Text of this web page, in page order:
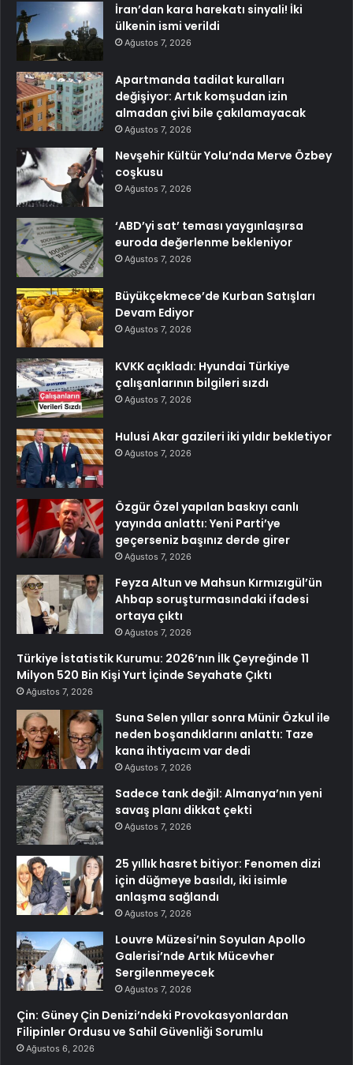
İran’dan kara harekatı sinyali! İki
ülkenin ismi verildi
Ağustos 7, 2026
Apartmanda tadilat kuralları
değişiyor: Artık komşudan izin
almadan çivi bile çakılamayacak
Ağustos 7, 2026
Nevşehir Kültür Yolu’nda Merve Özbey
coşkusu
Ağustos 7, 2026
‘ABD’yi sat’ teması yaygınlaşırsa
euroda değerlenme bekleniyor
Ağustos 7, 2026
Büyükçekmece’de Kurban Satışları
Devam Ediyor
Ağustos 7, 2026
KVKK açıkladı: Hyundai Türkiye
çalışanlarının bilgileri sızdı
Ağustos 7, 2026
Hulusi Akar gazileri iki yıldır bekletiyor
Ağustos 7, 2026
Özgür Özel yapılan baskıyı canlı
yayında anlattı: Yeni Parti’ye
geçerseniz başınız derde girer
Ağustos 7, 2026
Feyza Altun ve Mahsun Kırmızıgül’ün
Ahbap soruşturmasındaki ifadesi
ortaya çıktı
Ağustos 7, 2026
Türkiye İstatistik Kurumu: 2026’nın İlk Çeyreğinde 11
Milyon 520 Bin Kişi Yurt İçinde Seyahate Çıktı
Ağustos 7, 2026
Suna Selen yıllar sonra Münir Özkul ile
neden boşandıklarını anlattı: Taze
kana ihtiyacım var dedi
Ağustos 7, 2026
Sadece tank değil: Almanya’nın yeni
savaş planı dikkat çekti
Ağustos 7, 2026
25 yıllık hasret bitiyor: Fenomen dizi
için düğmeye basıldı, iki isimle
anlaşma sağlandı
Ağustos 7, 2026
Louvre Müzesi’nin Soyulan Apollo
Galerisi’nde Artık Mücevher
Sergilenmeyecek
Ağustos 7, 2026
Çin: Güney Çin Denizi’ndeki Provokasyonlardan
Filipinler Ordusu ve Sahil Güvenliği Sorumlu
Ağustos 6, 2026